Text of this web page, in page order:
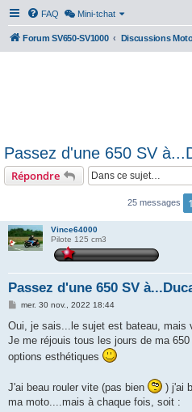
FAQ Mini-tchat
Forum SV650-SV1000
Passez d'une 650 SV
Répondre
25 messages 1
Vince64000
Pilote 125 cm3
Passez d'une 650 SV
M
s
a
g
e
mer. 30 nov., 2022 18:44
Oui, je sais...le sujet est bateau, mais
Je me réjouis tous les jours de ma
options esthétiques
J'ai beau rouler vite (pas bien
) j'ai
ma moto....mais à chaque fois, soit :